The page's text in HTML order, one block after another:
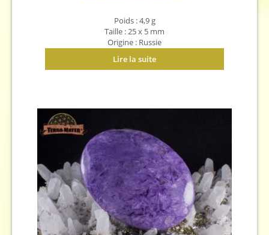
Poids : 4,9 g
Taille : 25 x 5 mm
Origine : Russie
Lire la suite